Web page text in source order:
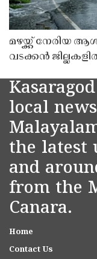
മഴയ്ക്ക് നേരിയ
വടക്കൻ
local
the latest
and
from the
Canara.
Home
Contact Us